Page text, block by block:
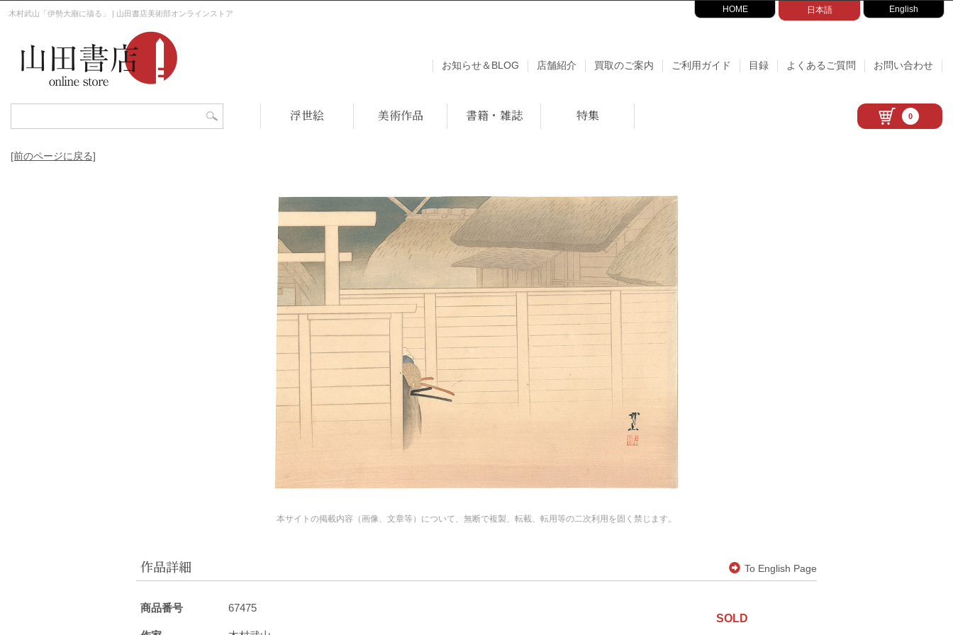
木村武山「伊勢大廟に禱る」 | 山田書店美術部オンラインストア HOME 日本語 English
お知らせ＆BLOG 店舗紹介 買取のご案内 ご利用ガイド 目録 よくあるご質問 お問い合わせ
浮世絵 美術作品 書籍・雑誌 特集 0
[前のページに戻る]
本サイトの掲載内容（画像、文章等）について、無断で複製、転載、転用等の二次利用を固く禁じます。
作品詳細 To English Page
商品番号 67475
SOLD